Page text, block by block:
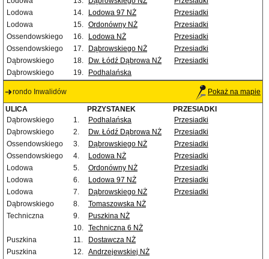
Lodowa
14. Lodowa 97 NŻ
Przesiadki
Lodowa
15. Ordonówny NŻ
Przesiadki
Ossendowskiego
16. Lodowa NŻ
Przesiadki
Ossendowskiego
17. Dąbrowskiego NŻ
Przesiadki
Dąbrowskiego
18. Dw. Łódź Dąbrowa NŻ
Przesiadki
Dąbrowskiego
19. Podhalańska
rondo Inwalidów Pokaż na mapie
ULICA PRZYSTANEK
PRZESIADKI
Dąbrowskiego
1. Podhalańska
Przesiadki
Dąbrowskiego
2. Dw. Łódź Dąbrowa NŻ
Przesiadki
Ossendowskiego
3. Dąbrowskiego NŻ
Przesiadki
Ossendowskiego
4. Lodowa NŻ
Przesiadki
Lodowa
5. Ordonówny NŻ
Przesiadki
Lodowa
6. Lodowa 97 NŻ
Przesiadki
Lodowa
7. Dąbrowskiego NŻ
Przesiadki
Dąbrowskiego
8.
Tomaszowska NŻ
Techniczna
9.
Puszkina NŻ
10. Techniczna 6 NŻ
Puszkina
11.
Dostawcza NŻ
Puszkina
12. Andrzejewskiej NŻ